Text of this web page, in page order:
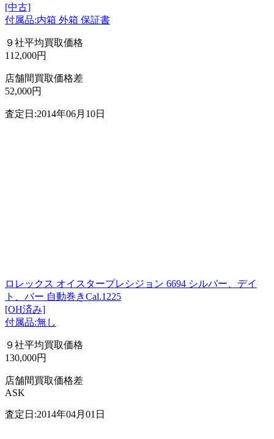
[中古]
付属品:内箱 外箱 保証書
９社平均買取価格
112,000円
店舗間買取価格差
52,000円
査定日:2014年06月10日
ロレックス オイスタープレシジョン 6694 シルバー、デイ
ト、バー 自動巻きCal.1225
[OH済み]
付属品:無し
９社平均買取価格
130,000円
店舗間買取価格差
ASK
査定日:2014年04月01日